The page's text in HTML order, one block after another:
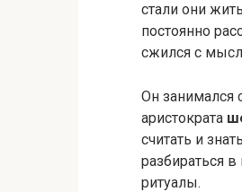
стали они
постоянно
сжился с
Он занимался
аристократа
считать и
разбираться
ритуалы.